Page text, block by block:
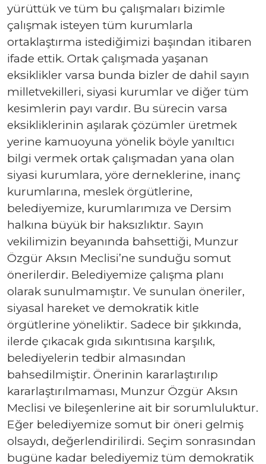
yürüttük ve tüm bu çalışmaları bizimle
çalışmak isteyen tüm kurumlarla
ortaklaştırma istediğimizi başından itibaren
ifade ettik. Ortak çalışmada yaşanan
eksiklikler varsa bunda bizler de dahil sayın
milletvekilleri, siyasi kurumlar ve diğer tüm
kesimlerin payı vardır. Bu sürecin varsa
eksikliklerinin aşılarak çözümler üretmek
yerine kamuoyuna yönelik böyle yanıltıcı
bilgi vermek ortak çalışmadan yana olan
siyasi kurumlara, yöre derneklerine, inanç
kurumlarına, meslek örgütlerine,
belediyemize, kurumlarımıza ve Dersim
halkına büyük bir haksızlıktır. Sayın
vekilimizin beyanında bahsettiği, Munzur
Özgür Aksın Meclisi’ne sunduğu somut
önerilerdir. Belediyemize çalışma planı
olarak sunulmamıştır. Ve sunulan öneriler,
siyasal hareket ve demokratik kitle
örgütlerine yöneliktir. Sadece bir şıkkında,
ilerde çıkacak gıda sıkıntısına karşılık,
belediyelerin tedbir almasından
bahsedilmiştir. Önerinin kararlaştırılıp
kararlaştırılmaması, Munzur Özgür Aksın
Meclisi ve bileşenlerine ait bir sorumluluktur.
Eğer belediyemize somut bir öneri gelmiş
olsaydı, değerlendirilirdi. Seçim sonrasından
bugüne kadar belediyemiz tüm demokratik